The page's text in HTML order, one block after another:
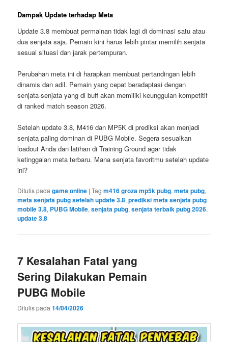
Dampak Update terhadap Meta
Update 3.8 membuat permainan tidak lagi di dominasi satu atau
dua senjata saja. Pemain kini harus lebih pintar memilih senjata
sesuai situasi dan jarak pertempuran.
Perubahan meta ini di harapkan membuat pertandingan lebih
dinamis dan adil. Pemain yang cepat beradaptasi dengan
senjata-senjata yang di buff akan memiliki keunggulan kompetitif
di ranked match season 2026.
Setelah update 3.8, M416 dan MP5K di prediksi akan menjadi
senjata paling dominan di PUBG Mobile. Segera sesuaikan
loadout Anda dan latihan di Training Ground agar tidak
ketinggalan meta terbaru. Mana senjata favoritmu setelah update
ini?
Ditulis padagame online |Tag m416 groza mp5k pubg,meta pubg,
meta senjata pubg setelah update 3.8,prediksi meta senjata pubg
mobile 3.8, PUBG Mobile,senjata pubg,senjata terbaik pubg 2026,
update 3.8
7 Kesalahan Fatal yang
Sering Dilakukan Pemain
PUBG Mobile
Ditulis pada14/04/2026